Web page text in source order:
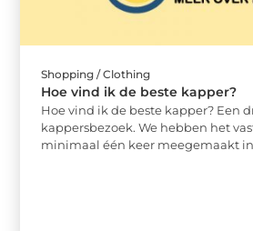
Shopping / Clothing
Hoe vind ik de beste kapper?
Hoe vind ik de beste kapper? Een
kappersbezoek. We hebben het
minimaal één keer meegemaakt in